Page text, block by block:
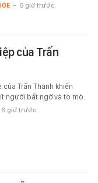
- 6 giờ trước
của Trấn
của Trấn Thành khiến
người bất ngờ và tò mò.
6 giờ trước